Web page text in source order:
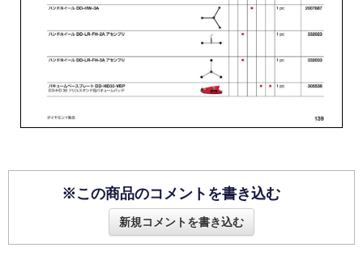
※この商品のコメントを書き込む
新規コメントを書き込む